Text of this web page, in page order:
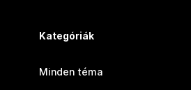
Kategóriák
Minden téma